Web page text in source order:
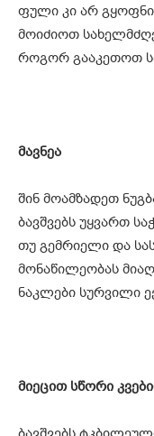
ფული კი არ
მოიძიოთ
როგორ გააკეთოთ
მავნეა
შინ მოამზადეთ
ბავშვებს უყვართ
თუ გემრიელი და
მონაწილეობას
ნაკლები სურვილი
მიეცით სწორი